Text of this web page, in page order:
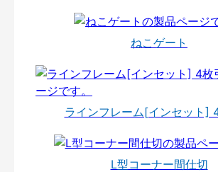
ねこゲート
ラインフレーム[インセット]
L型コーナー間仕切